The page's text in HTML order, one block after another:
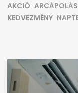
AKCIÓ ARCÁPOLÁS
KEDVEZMÉNY